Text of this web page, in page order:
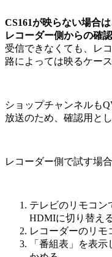
CS161が映らない場合は
レコーダー側からの確
受信できなくても、レ
路によっては映るケー
ショップチャンネルも
放送のため、確認用と
レコーダー側で試す場
テレビのリモコン
HDMIに切り替え
レコーダーのリモ
「番組表」を表